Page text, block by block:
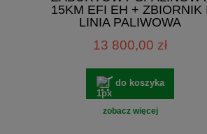
15KM EFI EH + ZBIORNIK
LINIA PALIWOWA
13 800,00 zł
do koszyka
zobacz więcej